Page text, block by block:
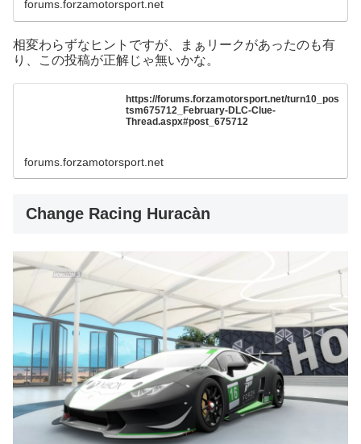
forums.forzamotorsport.net
相変わらずなヒントですが、まぁリークがあったのも有
り、この投稿が正解じゃ無いかな。
https://forums.forzamotorsport.net/turn10_pos
tsm675712_February-DLC-Clue-
Thread.aspx#post_675712
forums.forzamotorsport.net
Change Racing Huracàn